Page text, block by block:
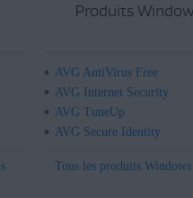
Produits
AVG AntiVirus Free
AVG Internet Security
AVG TuneUp
AVG Secure Identity
Tous les produits Windows